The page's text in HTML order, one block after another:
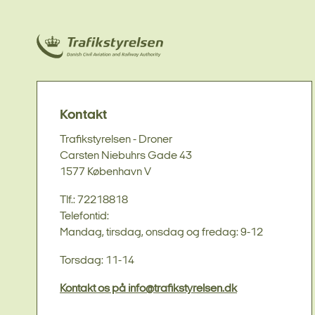
Kontakt
Trafikstyrelsen - Droner
Carsten Niebuhrs Gade 43
1577 København V
Tlf.: 72218818
Telefontid:
Mandag, tirsdag, onsdag og fredag: 9-12
Torsdag: 11-14
Kontakt os på info@trafikstyrelsen.dk